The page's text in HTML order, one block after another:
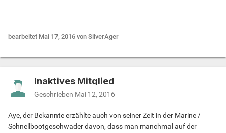
bearbeitet Mai 17, 2016 von SilverAger
Inaktives Mitglied
Geschrieben Mai 12, 2016
Aye, der Bekannte erzählte auch von seiner Zeit in der Marine /
Schnellbootgeschwader davon, dass man manchmal auf der